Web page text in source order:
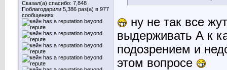
Сказал(а) спасибо: 7,848
Поблагодарили 5,386 раз(а) в 977
сообщениях
ну не так все
выдерживать А к
подозрением и
этом вопросе